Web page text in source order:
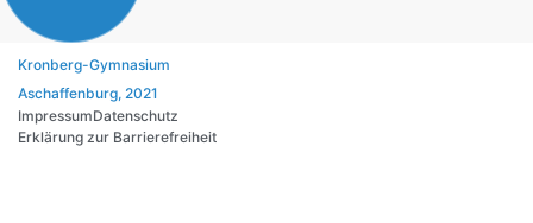
Kronberg-Gymnasium
Aschaffenburg, 2021
ImpressumDatenschutz
Erklärung zur Barrierefreiheit